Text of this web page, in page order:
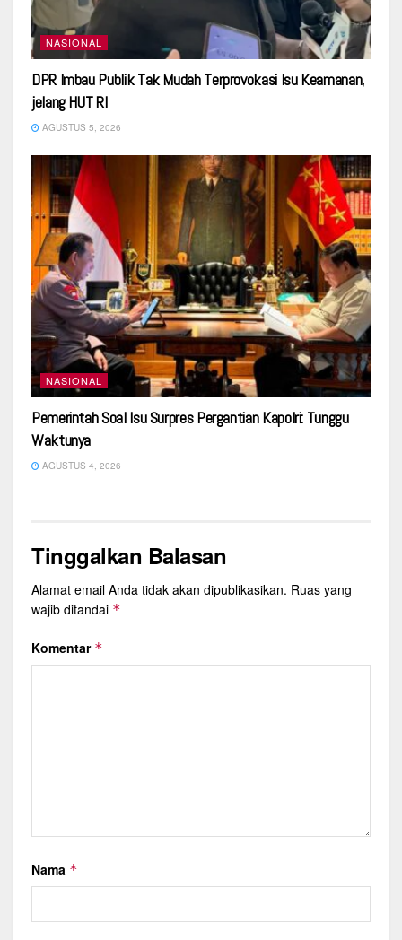
NASIONAL
DPR Imbau Publik Tak Mudah Terprovokasi Isu Keamanan,
jelang HUT RI
AGUSTUS 5, 2026
NASIONAL
Pemerintah Soal Isu Surpres Pergantian Kapolri: Tunggu
Waktunya
AGUSTUS 4, 2026
Tinggalkan Balasan
Alamat email Anda tidak akan dipublikasikan. Ruas yang
wajib ditandai *
Komentar *
Nama *